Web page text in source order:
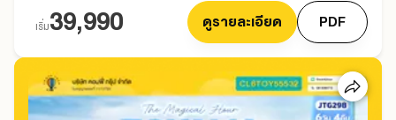
เริ่ม39,990 ดูรายละเอียด PDF